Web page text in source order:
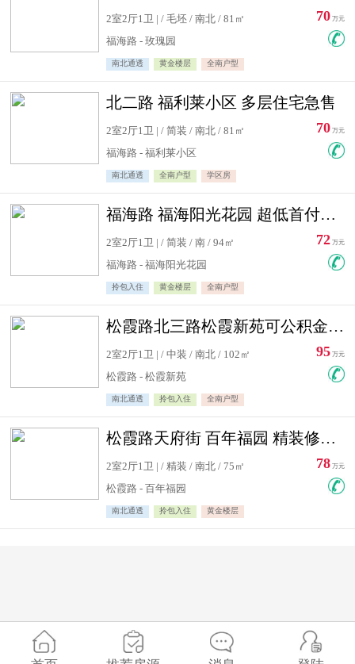
2室2厅1卫 | / 毛坯 / 南北 / 81㎡
福海路 - 玫瑰园
南北通透 黄金楼层 全南户型
70 万元
北二路 福利莱小区 多层住宅急售
2室2厅1卫 | / 简装 / 南北 / 81㎡
福海路 - 福利莱小区
南北通透 全南户型 学区房
70 万元
福海路 福海阳光花园 超低首付住宅急售
2室2厅1卫 | / 简装 / 南 / 94㎡
福海路 - 福海阳光花园
拎包入住 黄金楼层 全南户型
72 万元
松霞路北三路松霞新苑可公积金贷款北小区南北通透住宅急售
2室2厅1卫 | / 中装 / 南北 / 102㎡
松霞路 - 松霞新苑
南北通透 拎包入住 全南户型
95 万元
松霞路天府街 百年福园 精装修住宅急售
2室2厅1卫 | / 精装 / 南北 / 75㎡
松霞路 - 百年福园
南北通透 拎包入住 黄金楼层
78 万元